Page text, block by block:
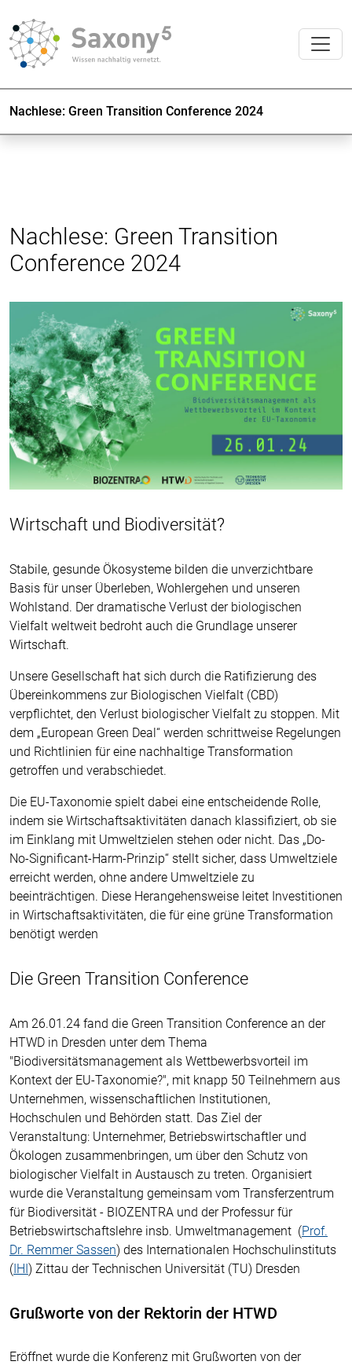
Nachlese: Green Transition Conference 2024
Nachlese: Green Transition
Conference 2024
Wirtschaft und Biodiversität?
Stabile, gesunde Ökosysteme bilden die unverzichtbare
Basis für unser Überleben, Wohlergehen und unseren
Wohlstand. Der dramatische Verlust der biologischen
Vielfalt weltweit bedroht auch die Grundlage unserer
Wirtschaft.
Unsere Gesellschaft hat sich durch die Ratifizierung des
Übereinkommens zur Biologischen Vielfalt (CBD)
verpflichtet, den Verlust biologischer Vielfalt zu stoppen. Mit
dem „European Green Deal“ werden schrittweise Regelungen
und Richtlinien für eine nachhaltige Transformation
getroffen und verabschiedet.
Die EU-Taxonomie spielt dabei eine entscheidende Rolle,
indem sie Wirtschaftsaktivitäten danach klassifiziert, ob sie
im Einklang mit Umweltzielen stehen oder nicht. Das „Do-
No-Significant-Harm-Prinzip“ stellt sicher, dass Umweltziele
erreicht werden, ohne andere Umweltziele zu
beeinträchtigen. Diese Herangehensweise leitet Investitionen
in Wirtschaftsaktivitäten, die für eine grüne Transformation
benötigt werden
Die Green Transition Conference
Am 26.01.24 fand die Green Transition Conference an der
HTWD in Dresden unter dem Thema
"Biodiversitätsmanagement als Wettbewerbsvorteil im
Kontext der EU-Taxonomie?", mit knapp 50 Teilnehmern aus
Unternehmen, wissenschaftlichen Institutionen,
Hochschulen und Behörden statt. Das Ziel der
Veranstaltung: Unternehmer, Betriebswirtschaftler und
Ökologen zusammenbringen, um über den Schutz von
biologischer Vielfalt in Austausch zu treten. Organisiert
wurde die Veranstaltung gemeinsam vom Transferzentrum
für Biodiversität - BIOZENTRA und der Professur für
Betriebswirtschaftslehre insb. Umweltmanagement (Prof.
Dr. Remmer Sassen) des Internationalen Hochschulinstituts
(IHI) Zittau der Technischen Universität (TU) Dresden
Grußworte von der Rektorin der HTWD
Eröffnet wurde die Konferenz mit Grußworten von der